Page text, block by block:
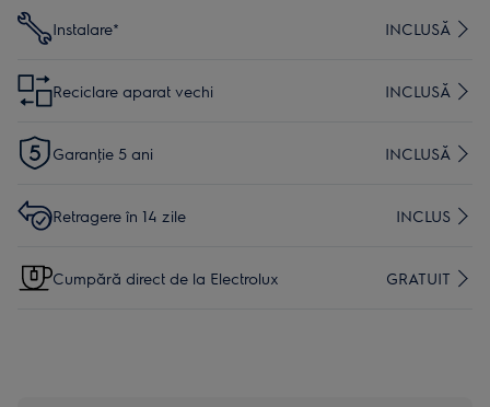
Instalare* INCLUSĂ
Reciclare aparat vechi INCLUSĂ
Garanţie 5 ani INCLUSĂ
Retragere în 14 zile INCLUS
Cumpără direct de la Electrolux GRATUIT